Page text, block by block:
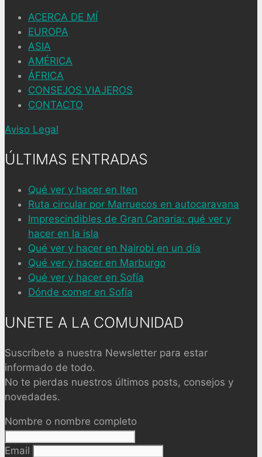
ACERCA DE MÍ
EUROPA
ASIA
AMÉRICA
ÁFRICA
CONSEJOS VIAJEROS
CONTACTO
Aviso Legal
ÚLTIMAS ENTRADAS
Qué ver y hacer en Iten
Ruta circular por Marruecos en autocaravana
Imprescindibles de Gran Canaria: qué ver y
hacer en la isla
Qué ver y hacer en Nairobi en un día
Qué ver y hacer en Marburgo
Qué ver y hacer en Sofía
Dónde comer en Sofía
UNETE A LA COMUNIDAD
Suscríbete a nuestra Newsletter para estar
informado de todo.
No te pierdas nuestros últimos posts, consejos y
novedades.
Nombre o nombre completo
Email